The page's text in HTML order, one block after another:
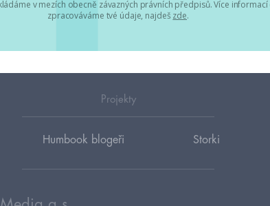
v mezích obecně závazných právních předpisů. Více
zpracováváme tvé údaje, najdeš zde.
Projekty
Humbook blogeři Storki